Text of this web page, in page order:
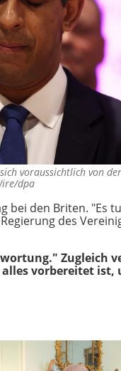
voraussichtlich von
dpa
bei den Briten. "Es
des
Zugleich
vorbereitet ist,